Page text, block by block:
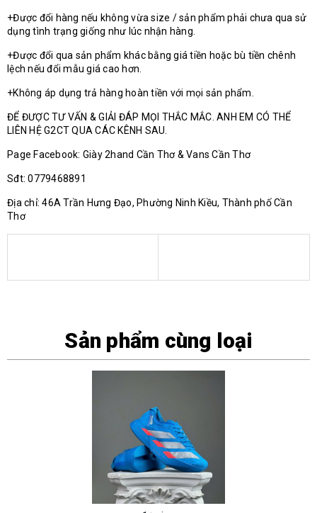
+Được đổi hàng nếu không vừa size / sản phẩm phải chưa qua sử
dụng tình trạng giống như lúc nhận hàng.
+Được đổi qua sản phẩm khác bằng giá tiền hoặc bù tiền chênh
lệch nếu đổi mẫu giá cao hơn.
+Không áp dụng trả hàng hoàn tiền với mọi sản phẩm.
ĐỂ ĐƯỢC TƯ VẤN & GIẢI ĐÁP MỌI THẮC MẮC. ANH EM CÓ THỂ
LIÊN HỆ G2CT QUA CÁC KÊNH SAU.
Page Facebook: Giày 2hand Cần Thơ & Vans Cần Thơ
Sđt: 0779468891
Địa chỉ: 46A Trần Hưng Đạo, Phường Ninh Kiều, Thành phố Cần
Thơ
Sản phẩm cùng loại